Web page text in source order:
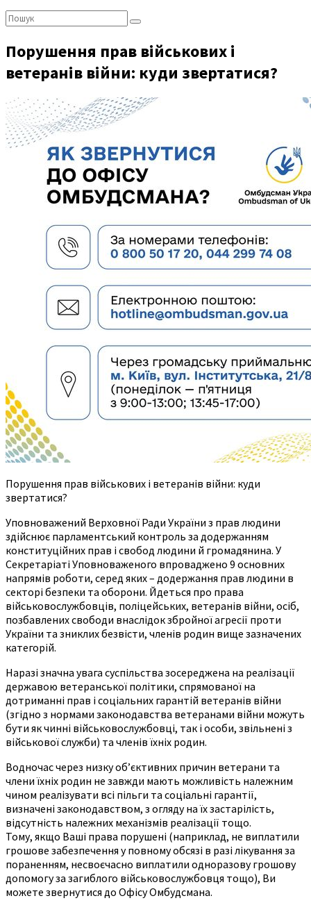
Пошук:
Порушення прав військових і
ветеранів війни: куди звертатися?
Порушення прав військових і ветеранів війни: куди
звертатися?
Уповноважений Верховної Ради України з прав людини
здійснює парламентський контроль за додержанням
конституційних прав і свобод людини й громадянина. У
Секретаріаті Уповноваженого впроваджено 9 основних
напрямів роботи, серед яких – додержання прав людини в
секторі безпеки та оборони. Йдеться про права
військовослужбовців, поліцейських, ветеранів війни, осіб,
позбавлених свободи внаслідок збройної агресії проти
України та зниклих безвісти, членів родин вище зазначених
категорій.
Наразі значна увага суспільства зосереджена на реалізації
державою ветеранської політики, спрямованої на
дотриманні прав і соціальних гарантій ветеранів війни
(згідно з нормами законодавства ветеранами війни можуть
бути як чинні військовослужбовці, так і особи, звільнені з
військової служби) та членів їхніх родин.
Водночас через низку об’єктивних причин ветерани та
члени їхніх родин не завжди мають можливість належним
чином реалізувати всі пільги та соціальні гарантії,
визначені законодавством, з огляду на їх застарілість,
відсутність належних механізмів реалізації тощо.
Тому, якщо Ваші права порушені (наприклад, не виплатили
грошове забезпечення у повному обсязі в разі лікування за
пораненням, несвоєчасно виплатили одноразову грошову
допомогу за загиблого військовослужбовця тощо), Ви
можете звернутися до Офісу Омбудсмана.